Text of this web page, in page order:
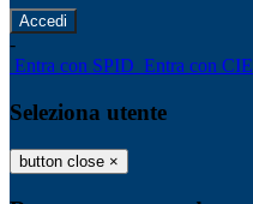
-
Entra con SPID Entra con CIE
Seleziona utente
button close ×